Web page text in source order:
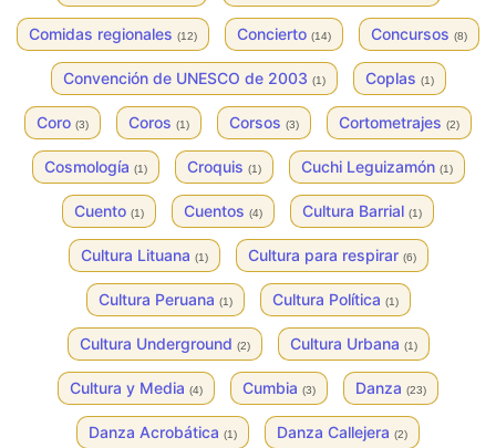
Comidas regionales (12) Concierto (14) Concursos (8)
Convención de UNESCO de 2003 (1) Coplas (1)
Coro (3) Coros (1) Corsos (3) Cortometrajes (2)
Cosmología (1) Croquis (1) Cuchi Leguizamón (1)
Cuento (1) Cuentos (4) Cultura Barrial (1)
Cultura Lituana (1) Cultura para respirar (6)
Cultura Peruana (1) Cultura Política (1)
Cultura Underground (2) Cultura Urbana (1)
Cultura y Media (4) Cumbia (3) Danza (23)
Danza Acrobática (1) Danza Callejera (2)